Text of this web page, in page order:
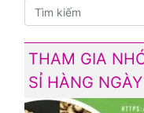
THAM GIA
SỈ HÀNG NGÀY